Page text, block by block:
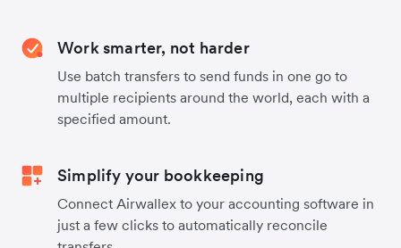
Work smarter, not harder
Use batch transfers to send funds in one go to
multiple recipients around the world, each with a
specified amount.
Simplify your bookkeeping
Connect Airwallex to your accounting software in
just a few clicks to automatically reconcile